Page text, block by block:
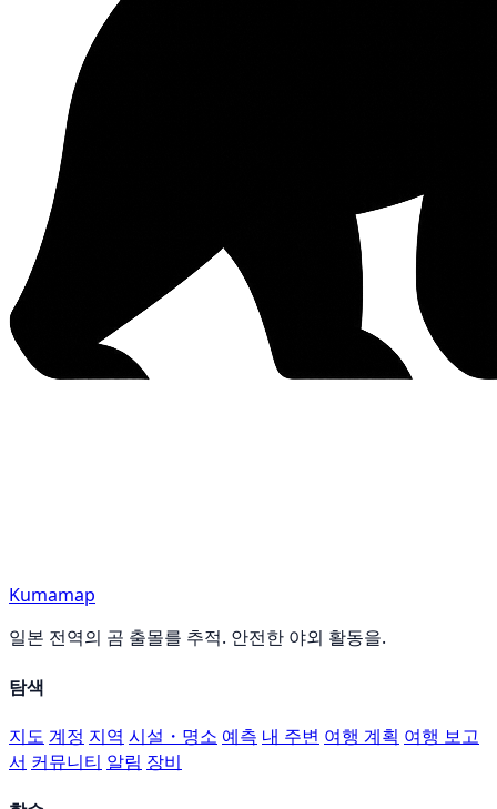
Kumamap
일본 전역의 곰 출몰를 추적. 안전한 야외 활동을.
탐색
지도 계정 지역 시설・명소 예측 내 주변 여행 계획 여행 보고
서 커뮤니티 알림 장비